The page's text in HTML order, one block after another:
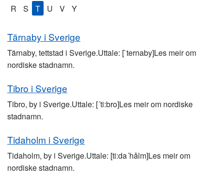
R
S T U V Y
Tärnaby i Sverige
Tärnaby, tettstad i Sverige.Uttale: [`ternaby]Les meir om
nordiske stadnamn.
Tibro i Sverige
Tibro, by i Sverige.Uttale: [´ti:bro]Les meir om nordiske
stadnamn.
Tidaholm i Sverige
Tidaholm, by i Sverige.Uttale: [ti:da´hålm]Les meir om
nordiske stadnamn.